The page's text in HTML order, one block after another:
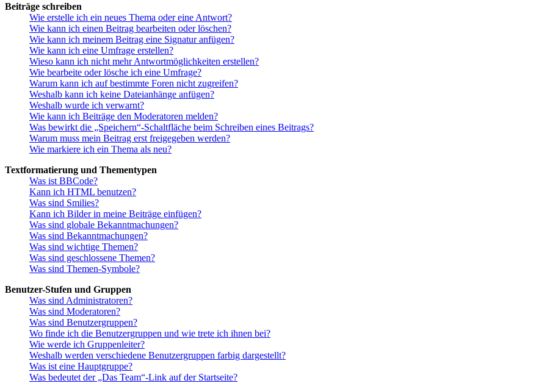
Beiträge schreiben
Wie erstelle ich ein neues Thema oder eine Antwort?
Wie kann ich einen Beitrag bearbeiten oder löschen?
Wie kann ich meinem Beitrag eine Signatur anfügen?
Wie kann ich eine Umfrage erstellen?
Wieso kann ich nicht mehr Antwortmöglichkeiten erstellen?
Wie bearbeite oder lösche ich eine Umfrage?
Warum kann ich auf bestimmte Foren nicht zugreifen?
Weshalb kann ich keine Dateianhänge anfügen?
Weshalb wurde ich verwarnt?
Wie kann ich Beiträge den Moderatoren melden?
Was bewirkt die „Speichern“-Schaltfläche beim Schreiben eines Beitrags?
Warum muss mein Beitrag erst freigegeben werden?
Wie markiere ich ein Thema als neu?
Textformatierung und Thementypen
Was ist BBCode?
Kann ich HTML benutzen?
Was sind Smilies?
Kann ich Bilder in meine Beiträge einfügen?
Was sind globale Bekanntmachungen?
Was sind Bekanntmachungen?
Was sind wichtige Themen?
Was sind geschlossene Themen?
Was sind Themen-Symbole?
Benutzer-Stufen und Gruppen
Was sind Administratoren?
Was sind Moderatoren?
Was sind Benutzergruppen?
Wo finde ich die Benutzergruppen und wie trete ich ihnen bei?
Wie werde ich Gruppenleiter?
Weshalb werden verschiedene Benutzergruppen farbig dargestellt?
Was ist eine Hauptgruppe?
Was bedeutet der „Das Team“-Link auf der Startseite?